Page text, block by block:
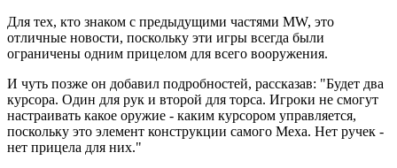
Для тех, кто знаком с предыдущими частями MW, это
отличные новости, поскольку эти игры всегда были
ограничены одним прицелом для всего вооружения.
И чуть позже он добавил подробностей, рассказав: "Будет два
курсора. Один для рук и второй для торса. Игроки не смогут
настраивать какое оружие - каким курсором управляется,
поскольку это элемент конструкции самого Меха. Нет ручек -
нет прицела для них."